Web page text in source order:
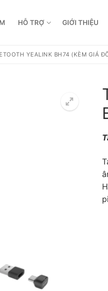
HỖ TRỢ GIỚI THIỆU
YEALINK BH74 (KÈM GIÁ